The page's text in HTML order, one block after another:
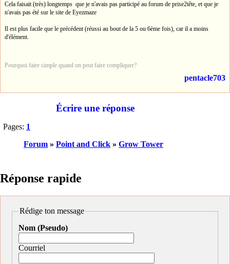
Cela faisait (très) longtemps que je n'avais pas participé au forum de prise2tête, et que je
n'avais pas été sur le site de Eyezmaze
Il est plus facile que le précédent (réussi au bout de la 5 ou 6ème fois), car il a moins
d'élément.
Pourquoi faire simple quand on peut faire compliquer?
pentacle703
Écrire une réponse
Pages: 1
Forum » Point and Click » Grow Tower
Réponse rapide
Rédige ton message
Nom (Pseudo)
Courriel